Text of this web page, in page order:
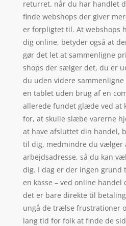
returret. når du har handlet
finde webshops der giver
er forpligtet til. At webshops
dig online, betyder også at
gør det let at sammenligne
shops der sælger det, du er
du uden videre
en tablet uden brug af en
allerede fundet glæde ved at
for, at skulle slæbe varerne
at have afsluttet din handel,
til dig, medmindre du vælger
arbejdsadresse, så du kan
dig. I dag er der ingen grund
en kasse – ved online handel
det er bare direkte til
ungå de trælse frustrationer
lang tid for folk at finde de